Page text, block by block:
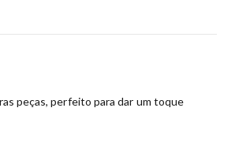
peças, perfeito para dar um toque